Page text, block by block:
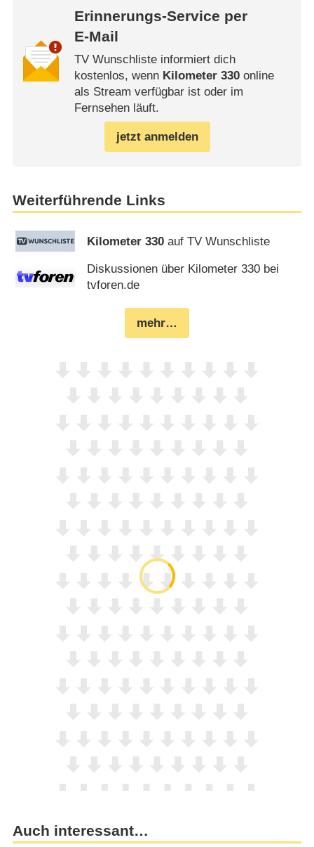
Erinnerungs-Service per
E-Mail
TV Wunschliste informiert dich
kostenlos, wenn Kilometer 330online
als Stream verfügbar ist oder im
Fernsehen läuft.
jetzt anmelden
Weiterführende Links
Kilometer 330 auf TV Wunschliste
Diskussionen über Kilometer 330 bei
tvforen.de
mehr…
Auch interessant…